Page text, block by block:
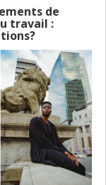
de
travail :